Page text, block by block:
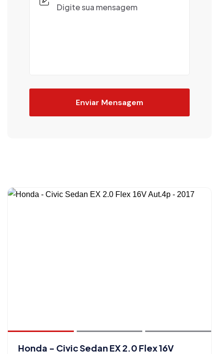
Enviar Mensagem
Honda - Civic Sedan EX 2.0 Flex 16V